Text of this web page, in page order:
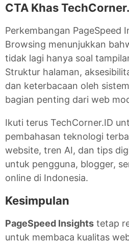
CTA Khas
Perkembangan PageSpeed
Browsing menunjukkan
tidak lagi hanya soal
Struktur halaman,
dan keterbacaan oleh
bagian penting dari web
Ikuti terus TechCorner.ID
pembahasan teknologi
website, tren AI, dan tips
untuk pengguna, blogger,
online di Indonesia.
Kesimpulan
PageSpeed Insights tetap
untuk membaca kualitas